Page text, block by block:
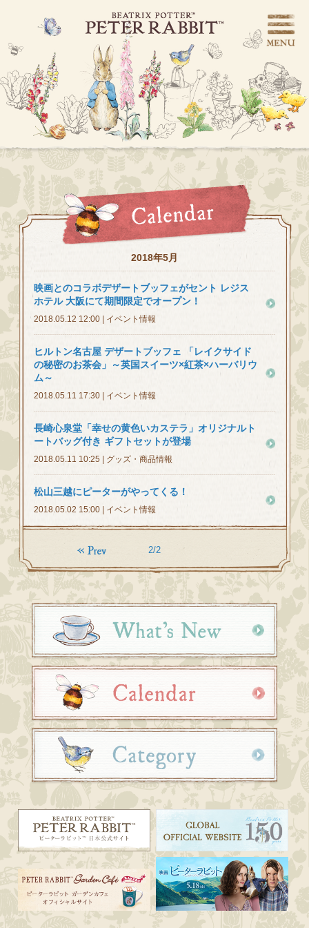
2018年5月
映画とのコラボデザートブッフェがセント レジス
ホテル 大阪にて期間限定でオープン！
2018.05.12 12:00 | イベント情報
ヒルトン名古屋 デザートブッフェ 「レイクサイド
の秘密のお茶会」～英国スイーツ×紅茶×ハーバリウ
ム～
2018.05.11 17:30 | イベント情報
長崎心泉堂「幸せの黄色いカステラ」オリジナルト
ートバッグ付き ギフトセットが登場
2018.05.11 10:25 | グッズ・商品情報
松山三越にピーターがやってくる！
2018.05.02 15:00 | イベント情報
2/2